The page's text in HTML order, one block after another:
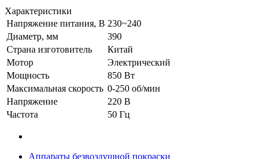
Характеристики
Напряжение питания, В 230~240
Диаметр, мм
390
Страна изготовитель
Китай
Мотор
Электрический
Мощность
850 Вт
Максимальная скорость 0-250 об/мин
Напряжение
220 В
Частота
50 Гц
Аппараты безвоздушной покраски